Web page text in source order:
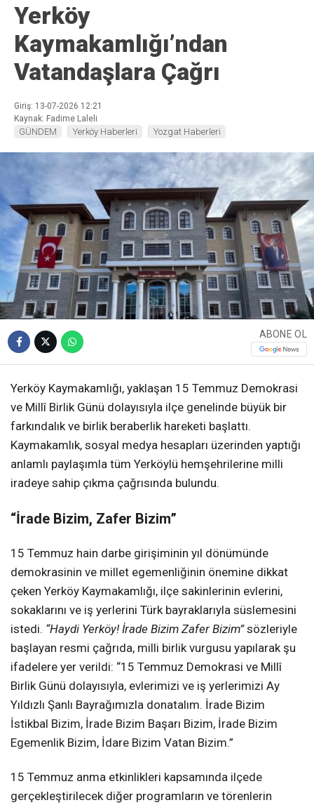
Yerköy
Kaymakamlığı’ndan
Vatandaşlara Çağrı
Giriş: 13-07-2026 12:21
Kaynak: Fadime Laleli
GÜNDEM Yerköy Haberleri Yozgat Haberleri
ABONE OL
Yerköy Kaymakamlığı, yaklaşan 15 Temmuz Demokrasi
ve Millî Birlik Günü dolayısıyla ilçe genelinde büyük bir
farkındalık ve birlik beraberlik hareketi başlattı.
Kaymakamlık, sosyal medya hesapları üzerinden yaptığı
anlamlı paylaşımla tüm Yerköylü hemşehrilerine milli
iradeye sahip çıkma çağrısında bulundu.
“İrade Bizim, Zafer Bizim”
15 Temmuz hain darbe girişiminin yıl dönümünde
demokrasinin ve millet egemenliğinin önemine dikkat
çeken Yerköy Kaymakamlığı, ilçe sakinlerinin evlerini,
sokaklarını ve iş yerlerini Türk bayraklarıyla süslemesini
istedi. “Haydi Yerköy! İrade Bizim Zafer Bizim”sözleriyle
başlayan resmi çağrıda, milli birlik vurgusu yapılarak şu
ifadelere yer verildi: “15 Temmuz Demokrasi ve Millî
Birlik Günü dolayısıyla, evlerimizi ve iş yerlerimizi Ay
Yıldızlı Şanlı Bayrağımızla donatalım. İrade Bizim
İstikbal Bizim, İrade Bizim Başarı Bizim, İrade Bizim
Egemenlik Bizim, İdare Bizim Vatan Bizim.”
15 Temmuz anma etkinlikleri kapsamında ilçede
gerçekleştirilecek diğer programların ve törenlerin